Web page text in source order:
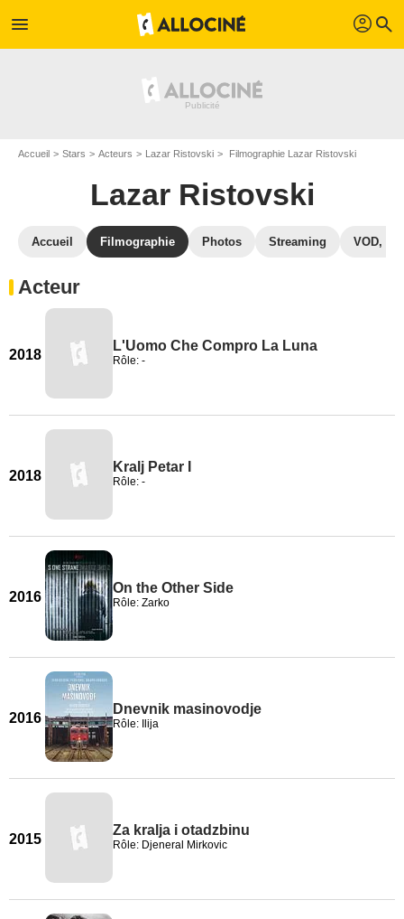
menu profil search
Accueil Stars Acteurs Lazar Ristovski Filmographie Lazar Ristovski
Lazar Ristovski
Accueil Filmographie Photos Streaming VOD,
Acteur
2018
L'Uomo Che Compro La Luna
Rôle: -
2018
Kralj Petar I
Rôle: -
2016
On the Other Side
Rôle: Zarko
2016
Dnevnik masinovodje
Rôle: Ilija
2015
Za kralja i otadzbinu
Rôle: Djeneral Mirkovic